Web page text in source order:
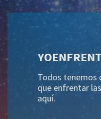
Todos tenemos
que enfrentar
aquí.